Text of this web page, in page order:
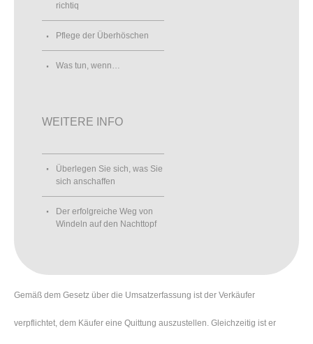
richtiq
Pflege der Überhöschen
Was tun, wenn…
WEITERE INFO
Überlegen Sie sich, was Sie
sich anschaffen
Der erfolgreiche Weg von
Windeln auf den Nachttopf
Gemäß dem Gesetz über die Umsatzerfassung ist der Verkäufer
verpflichtet, dem Käufer eine Quittung auszustellen. Gleichzeitig ist er